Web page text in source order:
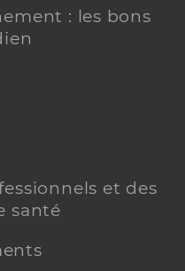
: les bons
et des
santé